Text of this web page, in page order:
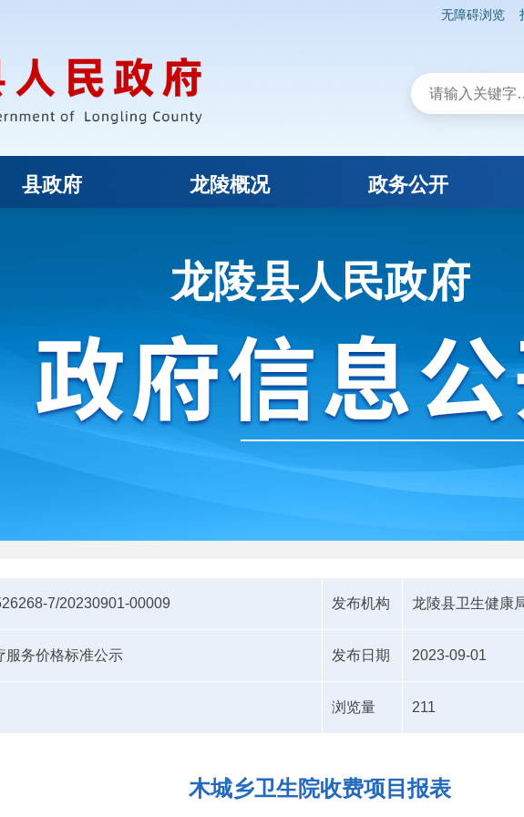
无障碍浏览
县政府 龙陵概况 政务公开
龙陵县人民政府
7/20230901-00009 发布机构 龙陵县卫生健康
服务价格标准公示 发布日期 2023-09-01
浏览量 211
木城乡卫生院收费项目报表